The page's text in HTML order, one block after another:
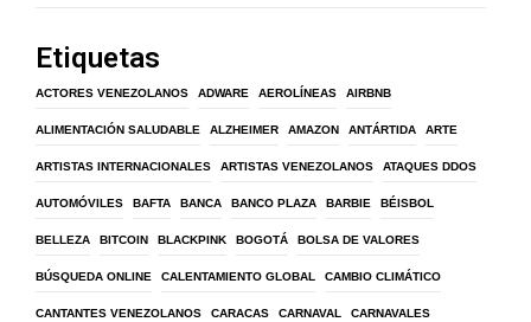
Etiquetas
ACTORES VENEZOLANOS ADWARE AEROLÍNEAS AIRBNB
ALIMENTACIÓN SALUDABLE ALZHEIMER AMAZON ANTÁRTIDA ARTE
ARTISTAS INTERNACIONALES ARTISTAS VENEZOLANOS ATAQUES DDOS
AUTOMÓVILES BAFTA BANCA BANCO PLAZA BARBIE BÉISBOL
BELLEZA BITCOIN BLACKPINK BOGOTÁ BOLSA DE VALORES
BÚSQUEDA ONLINE CALENTAMIENTO GLOBAL CAMBIO CLIMÁTICO
CANTANTES VENEZOLANOS CARACAS CARNAVAL CARNAVALES